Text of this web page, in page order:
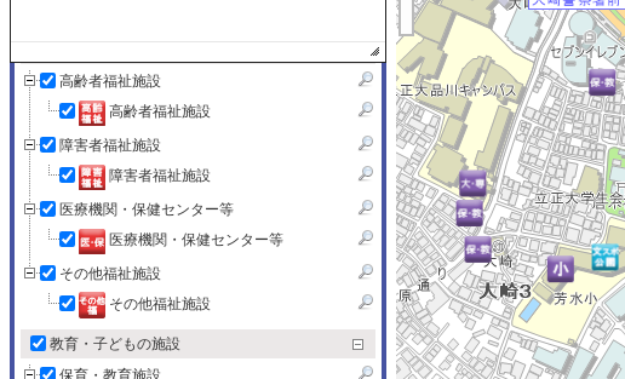
高齢者福祉施設
高齢者福祉施設
障害者福祉施設
障害者福祉施設
医療機関・保健センター等
医療機関・保健センター等
その他福祉施設
その他福祉施設
教育・子どもの施設